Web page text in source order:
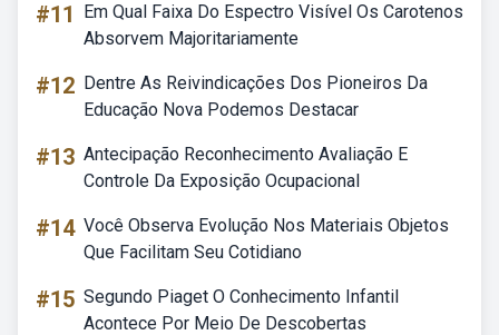
#11
Em Qual Faixa Do Espectro Visível Os Carotenos
Absorvem Majoritariamente
#12 Dentre As Reivindicações Dos Pioneiros Da
Educação Nova Podemos Destacar
#13 Antecipação Reconhecimento Avaliação E
Controle Da Exposição Ocupacional
#14 Você Observa Evolução Nos Materiais Objetos
Que Facilitam Seu Cotidiano
#15 Segundo Piaget O Conhecimento Infantil
Acontece Por Meio De Descobertas